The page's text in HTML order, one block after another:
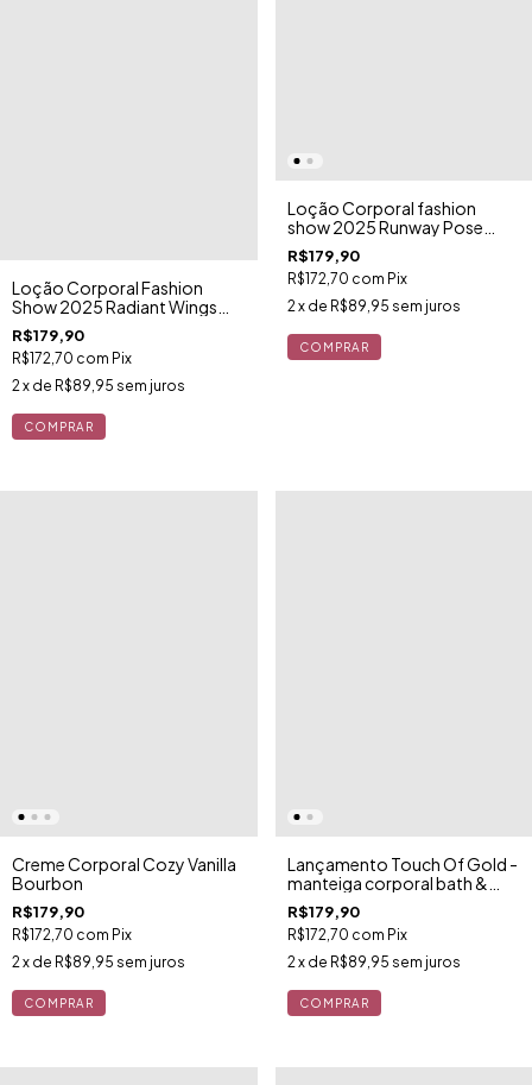
Loção Corporal Fashion
Show 2025 Radiant Wings
Shimmer - Victoria’s Secret
R$179,90
R$172,70 com Pix
2 x de R$89,95 sem juros
Loção Corporal fashion
show 2025 Runway Pose
Shimmer Victoria’s Secret
R$179,90
R$172,70 com Pix
2 x de R$89,95 sem juros
Creme Corporal Cozy Vanilla
Bourbon
R$179,90
R$172,70 com Pix
2x de R$89,95 sem juros
Lançamento Touch Of Gold -
manteiga corporal bath &
body works
R$179,90
R$172,70 com Pix
2x de R$89,95 sem juros